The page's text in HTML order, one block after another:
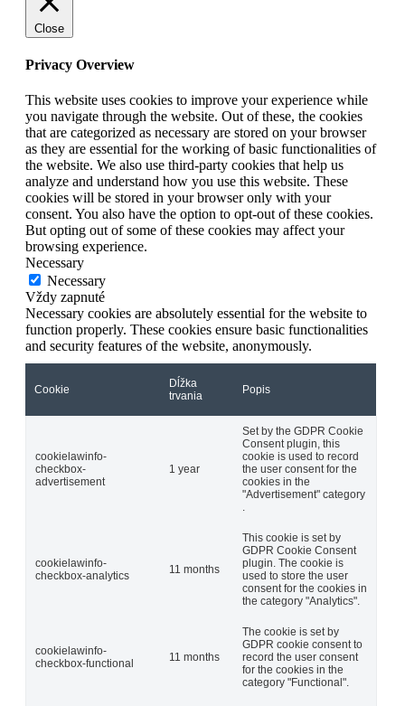
Close
Privacy Overview
This website uses cookies to improve your experience while
you navigate through the website. Out of these, the cookies
that are categorized as necessary are stored on your browser
as they are essential for the working of basic functionalities of
the website. We also use third-party cookies that help us
analyze and understand how you use this website. These
cookies will be stored in your browser only with your
consent. You also have the option to opt-out of these cookies.
But opting out of some of these cookies may affect your
browsing experience.
Necessary
Necessary
Vždy zapnuté
Necessary cookies are absolutely essential for the website to
function properly. These cookies ensure basic functionalities
and security features of the website, anonymously.
Cookie
Dĺžka
trvania
Popis
cookielawinfo-
checkbox-
advertisement
1 year
Set by the GDPR Cookie
Consent plugin, this
cookie is used to record
the user consent for the
cookies in the
"Advertisement" category
.
cookielawinfo-
checkbox-analytics
11 months
This cookie is set by
GDPR Cookie Consent
plugin. The cookie is
used to store the user
consent for the cookies in
the category "Analytics".
cookielawinfo-
checkbox-functional
11 months
The cookie is set by
GDPR cookie consent to
record the user consent
for the cookies in the
category "Functional".